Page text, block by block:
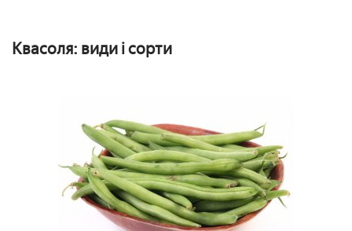
Квасоля: види і сорти